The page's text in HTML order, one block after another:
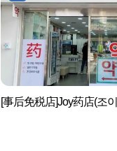
[事后免税店]Joy药店(조